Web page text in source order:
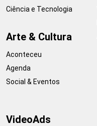
Ciência e Tecnologia
Arte & Cultura
Aconteceu
Agenda
Social & Eventos
VideoAds